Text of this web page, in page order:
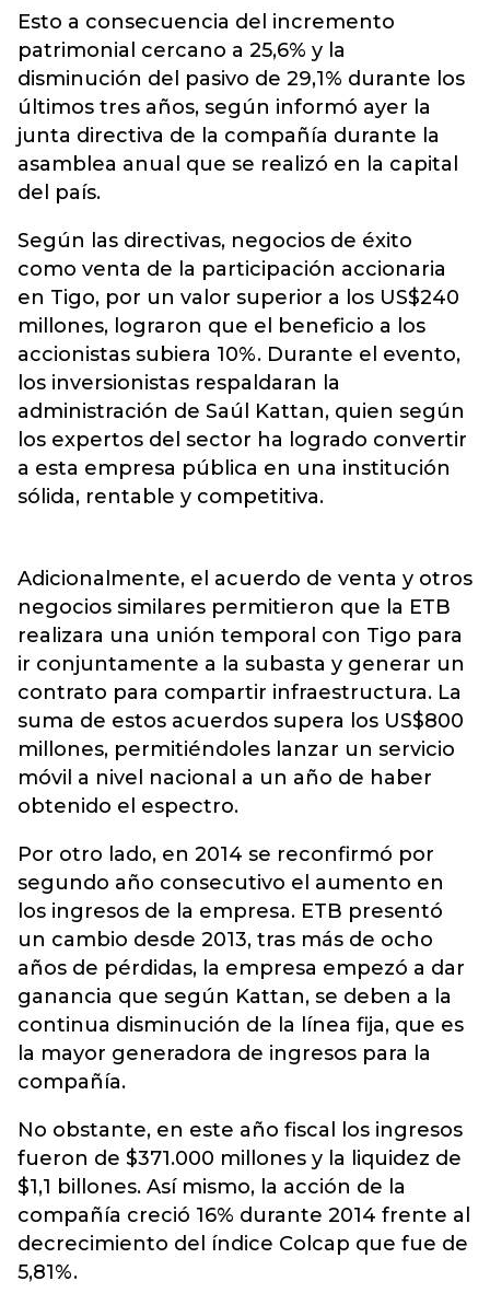
Esto a consecuencia del incremento
patrimonial cercano a 25,6% y la
disminución del pasivo de 29,1% durante los
últimos tres años, según informó ayer la
junta directiva de la compañía durante la
asamblea anual que se realizó en la capital
del país.
Según las directivas, negocios de éxito
como venta de la participación accionaria
en Tigo, por un valor superior a los US$240
millones, lograron que el beneficio a los
accionistas subiera 10%. Durante el evento,
los inversionistas respaldaran la
administración de Saúl Kattan, quien según
los expertos del sector ha logrado convertir
a esta empresa pública en una institución
sólida, rentable y competitiva.
Adicionalmente, el acuerdo de venta y otros
negocios similares permitieron que la ETB
realizara una unión temporal con Tigo para
ir conjuntamente a la subasta y generar un
contrato para compartir infraestructura. La
suma de estos acuerdos supera los US$800
millones, permitiéndoles lanzar un servicio
móvil a nivel nacional a un año de haber
obtenido el espectro.
Por otro lado, en 2014 se reconfirmó por
segundo año consecutivo el aumento en
los ingresos de la empresa. ETB presentó
un cambio desde 2013, tras más de ocho
años de pérdidas, la empresa empezó a dar
ganancia que según Kattan, se deben a la
continua disminución de la línea fija, que es
la mayor generadora de ingresos para la
compañía.
No obstante, en este año fiscal los ingresos
fueron de $371.000 millones y la liquidez de
$1,1 billones. Así mismo, la acción de la
compañía creció 16% durante 2014 frente al
decrecimiento del índice Colcap que fue de
5,81%.